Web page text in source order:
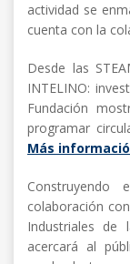
actividad se
cuenta con la
Desde las
INTELINO:
Fundación
programar
Más
colaboración
Industriales de
acercará al